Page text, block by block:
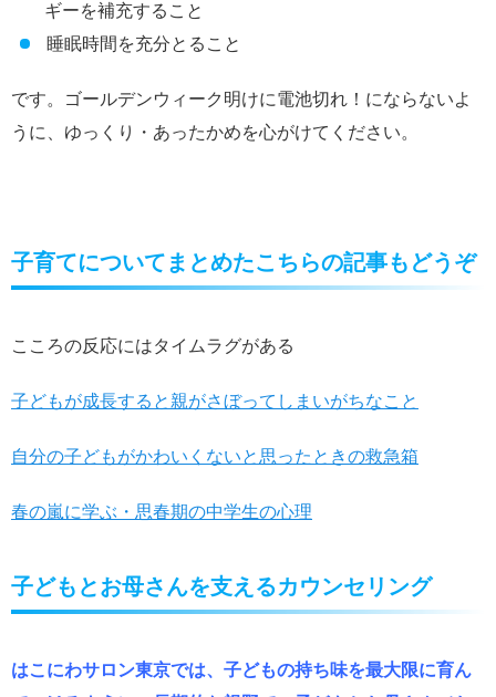
ギーを補充すること
睡眠時間を充分とること
です。ゴールデンウィーク明けに電池切れ！にならないよ
うに、ゆっくり・あったかめを心がけてください。
子育てについてまとめたこちらの記事もどうぞ
こころの反応にはタイムラグがある
子どもが成長すると親がさぼってしまいがちなこと
自分の子どもがかわいくないと思ったときの救急箱
春の嵐に学ぶ・思春期の中学生の心理
子どもとお母さんを支えるカウンセリング
はこにわサロン東京では、子どもの持ち味を最大限に育ん